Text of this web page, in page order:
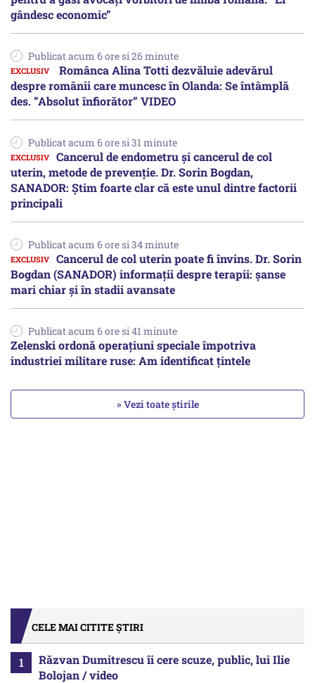
gândesc economic”
Publicat acum 6 ore si 26 minute
Românca Alina Totti dezvăluie adevărul
despre românii care muncesc în Olanda: Se întâmplă
des. ”Absolut înfiorător” VIDEO
Publicat acum 6 ore si 31 minute
Cancerul de endometru și cancerul de col
uterin, metode de prevenție. Dr. Sorin Bogdan,
SANADOR: Știm foarte clar că este unul dintre factorii
principali
Publicat acum 6 ore si 34 minute
Cancerul de col uterin poate fi învins. Dr. Sorin
Bogdan (SANADOR) informații despre terapii: șanse
mari chiar și în stadii avansate
Publicat acum 6 ore si 41 minute
Zelenski ordonă operațiuni speciale împotriva
industriei militare ruse: Am identificat țintele
» Vezi toate știrile
CELE MAI CITITE ȘTIRI
Răzvan Dumitrescu îi cere scuze, public, lui Ilie
Bolojan / video